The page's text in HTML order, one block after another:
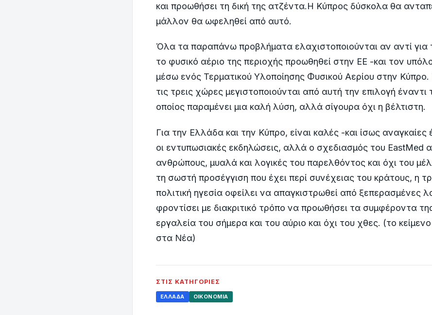
και προωθήσει τη δική της ατζέντα.Η Κύπρος δύσκολα θα
μάλλον θα ωφεληθεί από αυτό.
Όλα τα παραπάνω προβλήματα ελαχιστοποιούνται αν αντί για
το φυσικό αέριο της περιοχής προωθηθεί στην ΕΕ -και τον
μέσω ενός Τερματικού Υλοποίησης Φυσικού Αερίου στην
τις τρεις χώρες μεγιστοποιούνται από αυτή την επιλογή
οποίος παραμένει μια καλή λύση, αλλά σίγουρα όχι η βέλτιστη.
Για την Ελλάδα και την Κύπρο, είναι καλές -και ίσως
οι εντυπωσιακές εκδηλώσεις, αλλά ο σχεδιασμός του EastMed
ανθρώπους, μυαλά και λογικές του παρελθόντος και όχι του
τη σωστή προσέγγιση που έχει περί συνέχειας του κράτους, η
πολιτική ηγεσία οφείλει να απαγκιστρωθεί από ξεπερασμένες
φροντίσει με διακριτικό τρόπο να προωθήσει τα συμφέροντα
εργαλεία του σήμερα και του αύριο και όχι του χθες. (το
στα Νέα)
ΣΤΙΣ ΚΑΤΗΓΟΡΊΕΣ
ΕΛΛΆΔΑ ΟΙΚΟΝΟΜΊΑ